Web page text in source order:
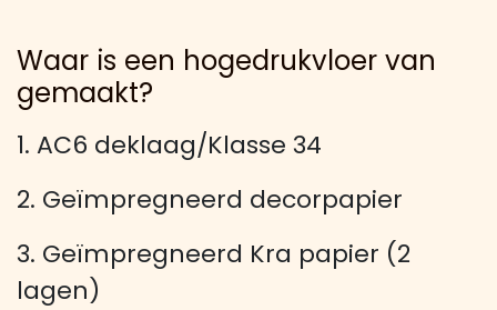
Waar is een hogedrukvloer van
gemaakt?
1. AC6 deklaag/Klasse 34
2. Geïmpregneerd decorpapier
3. Geïmpregneerd Kra papier (2
lagen)